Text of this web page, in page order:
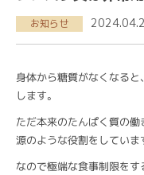
お知らせ
身体から糖質がなくなる
します。
ただ本来のたんぱく質の
源のような役割をしていま
なので極端な食事制限をす